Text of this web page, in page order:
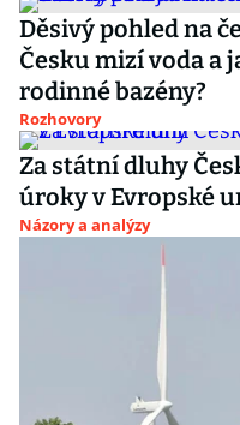
Děsivý pohled na
Česku mizí voda a
rodinné bazény?
Rozhovory
Za státní dluhy
úroky v Evropské
Názory a analýzy